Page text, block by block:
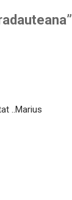
”
..Marius